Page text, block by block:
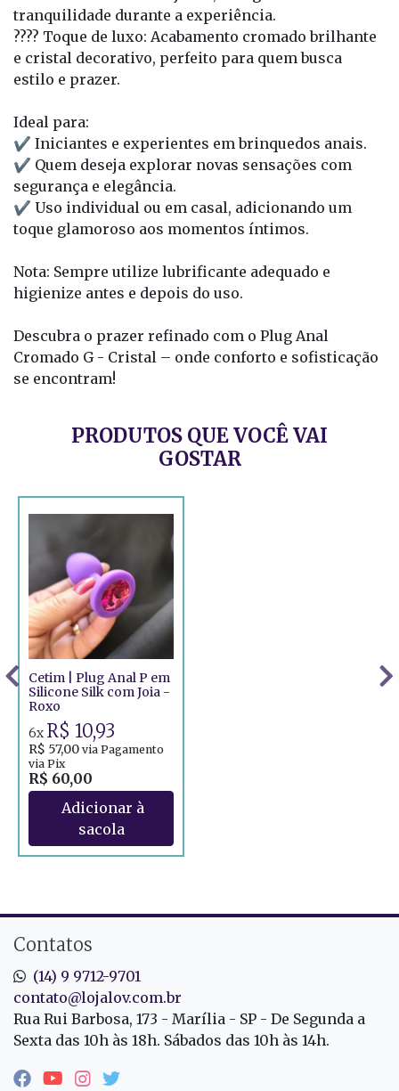
tranquilidade durante a experiência.
???? Toque de luxo: Acabamento cromado brilhante
e cristal decorativo, perfeito para quem busca
estilo e prazer.
Ideal para:
✔ Iniciantes e experientes em brinquedos anais.
✔ Quem deseja explorar novas sensações com
segurança e elegância.
✔ Uso individual ou em casal, adicionando um
toque glamoroso aos momentos íntimos.
Nota: Sempre utilize lubrificante adequado e
higienize antes e depois do uso.
Descubra o prazer refinado com o Plug Anal
Cromado G - Cristal – onde conforto e sofisticação
se encontram!
PRODUTOS QUE VOCÊ VAI
GOSTAR
Cetim | Plug Anal P em
Silicone Silk com Joia -
Roxo
R$ 60,00
6x R$ 10,93
R$ 57,00 via Pagamento
via Pix
Contatos
(14) 9 9712-9701
contato@lojalov.com.br
Rua Rui Barbosa, 173 - Marília - SP - De Segunda a
Sexta das 10h às 18h. Sábados das 10h às 14h.